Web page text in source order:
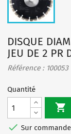
DISQUE
JEU DE 2 PR
Référence : 100053
Quantité

 Sur